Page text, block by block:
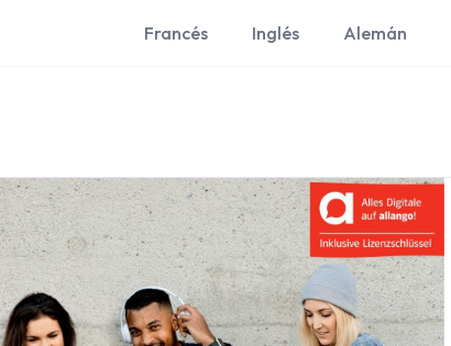
Francés Inglés Alemán